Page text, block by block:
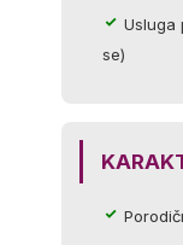
Usluga
se)